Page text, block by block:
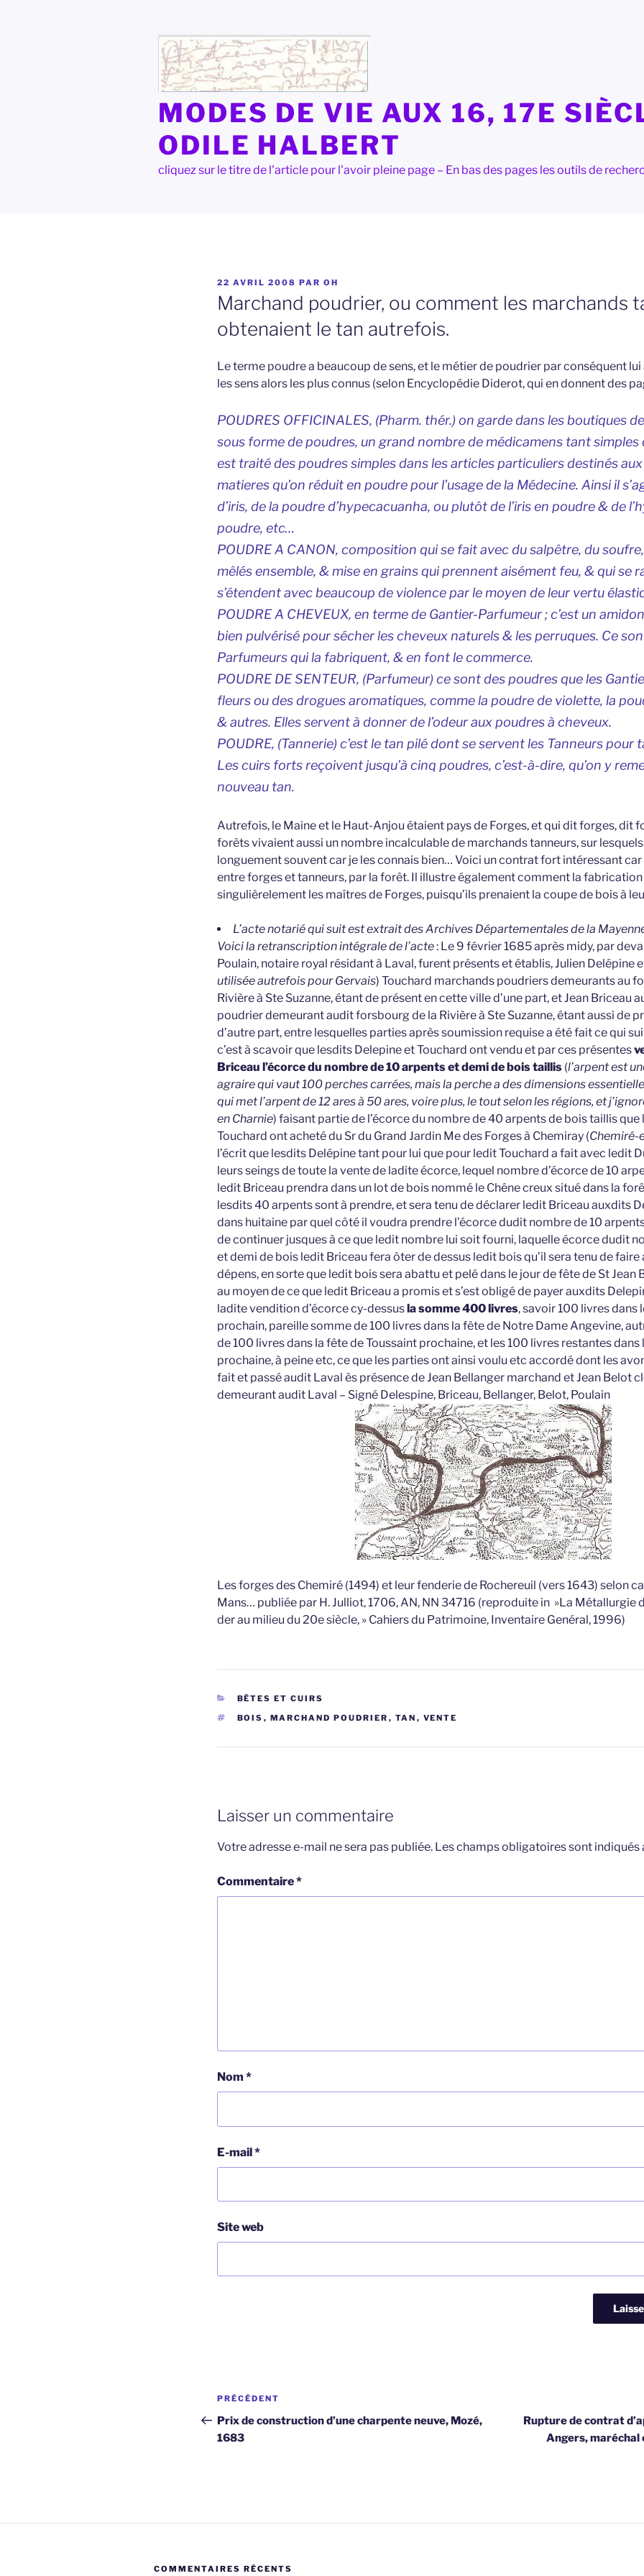
MODES DE VIE AUX 16, 17E
ODILE HALBERT
cliquez sur le titre de l'article pour l'avoir pleine page – En bas des pages les outils de
PUBLIÉ
LE
22 AVRIL 2008 PAR OH
Marchand poudrier, ou comment les marchands
obtenaient le tan autrefois.
Le terme poudre a beaucoup de sens, et le métier de poudrier par conséquent lui
les sens alors les plus connus (selon Encyclopédie Diderot, qui en donnent des
POUDRES OFFICINALES, (Pharm. thér.) on garde dans les boutiques
sous forme de poudres, un grand nombre de médicamens tant simples
est traité des poudres simples dans les articles particuliers destinés
matieres qu’on réduit en poudre pour l’usage de la Médecine. Ainsi il
d’iris, de la poudre d’hypecacuanha, ou plutôt de l’iris en poudre & de
poudre, etc…
POUDRE A CANON, composition qui se fait avec du salpêtre, du
mêlés ensemble, & mise en grains qui prennent aisément feu, & qui se
s’étendent avec beaucoup de violence par le moyen de leur vertu
POUDRE A CHEVEUX, en terme de Gantier-Parfumeur ; c’est un
bien pulvérisé pour sécher les cheveux naturels & les perruques. Ce
Parfumeurs qui la fabriquent, & en font le commerce.
POUDRE DE SENTEUR, (Parfumeur) ce sont des poudres que les
fleurs ou des drogues aromatiques, comme la poudre de violette, la
& autres. Elles servent à donner de l’odeur aux poudres à cheveux.
POUDRE, (Tannerie) c’est le tan pilé dont se servent les Tanneurs pour
Les cuirs forts reçoivent jusqu’à cinq poudres, c’est-à-dire, qu’on y
nouveau tan.
Autrefois, le Maine et le Haut-Anjou étaient pays de Forges, et qui dit forges, dit
forêts vivaient aussi un nombre incalculable de marchands tanneurs, sur
longuement souvent car je les connais bien… Voici un contrat fort intéressant
entre forges et tanneurs, par la forêt. Il illustre également comment la
singulièrelement les maîtres de Forges, puisqu’ils prenaient la coupe de bois à
L’acte notarié qui suit est extrait des Archives Départementales de la
Voici la retranscription intégrale de l’acte: Le 9 février 1685 après midy, par
Poulain, notaire royal résidant à Laval, furent présents et établis, Julien Delépine
utilisée autrefois pour Gervais) Touchard marchands poudriers demeurants au
Rivière à Ste Suzanne, étant de présent en cette ville d’une part, et Jean Briceau
poudrier demeurant audit forsbourg de la Rivière à Ste Suzanne, étant aussi de
d’autre part, entre lesquelles parties après soumission requise a été fait ce qui
c’est à scavoir que lesdits Delepine et Touchard ont vendu et par ces présentes
Briceau l’écorce du nombre de 10 arpents et demi de bois taillis (l’arpent est
agraire qui vaut 100 perches carrées, mais la perche a des dimensions
qui met l’arpent de 12 ares à 50 ares, voire plus, le tout selon les régions, et
en Charnie) faisant partie de l’écorce du nombre de 40 arpents de bois taillis
Touchard ont acheté du Sr du Grand Jardin Me des Forges à Chemiray (Chemiré-
l’écrit que lesdits Delépine tant pour lui que pour ledit Touchard a fait avec ledit
leurs seings de toute la vente de ladite écorce, lequel nombre d’écorce de 10
ledit Briceau prendra dans un lot de bois nommé le Chêne creux situé dans la
lesdits 40 arpents sont à prendre, et sera tenu de déclarer ledit Briceau auxdits
dans huitaine par quel côté il voudra prendre l’écorce dudit nombre de 10
de continuer jusques à ce que ledit nombre lui soit fourni, laquelle écorce dudit
et demi de bois ledit Briceau fera ôter de dessus ledit bois qu’il sera tenu de
dépens, en sorte que ledit bois sera abattu et pelé dans le jour de fête de St Jean
au moyen de ce que ledit Briceau a promis et s’est obligé de payer auxdits
ladite vendition d’écorce cy-dessusla somme 400 livres, savoir 100 livres dans
prochain, pareille somme de 100 livres dans la fête de Notre Dame Angevine,
de 100 livres dans la fête de Toussaint prochaine, et les 100 livres restantes dans
prochaine, à peine etc, ce que les parties ont ainsi voulu etc accordé dont les
fait et passé audit Laval ès présence de Jean Bellanger marchand et Jean Belot
demeurant audit Laval – Signé Delespine, Briceau, Bellanger, Belot, Poulain
Les forges des Chemiré (1494) et leur fenderie de Rochereuil (vers 1643) selon
Mans… publiée par H. Julliot, 1706, AN, NN 34716 (reproduite in »La Métallurgie
der au milieu du 20e siècle, » Cahiers du Patrimoine, Inventaire Genéral, 1996)
CATÉGORIES
BÊTES ET CUIRS
ÉTIQUETTES
BOIS , MARCHAND POUDRIER , TAN , VENTE
Laisser un commentaire
Votre adresse e-mail ne sera pas publiée. Les champs obligatoires sont indiqués
Commentaire*
Nom *
E-mail*
Site web
Navigation
de
l’article
Article
précédent
PRÉCÉDENT
Prix de construction d’une charpente neuve, Mozé,
1683
Rupture de contrat
Angers, maréchal
COMMENTAIRES RÉCENTS